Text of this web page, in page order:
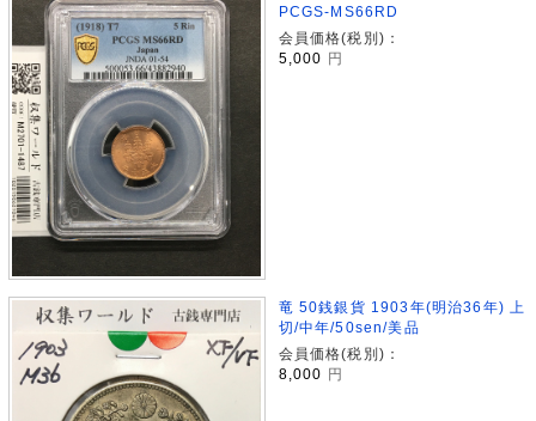
PCGS-MS66RD
会員価格(税別)：
5,000 円
竜 50銭銀貨 1903年(明治36年) 上
切/中年/50sen/美品
会員価格(税別)：
8,000 円